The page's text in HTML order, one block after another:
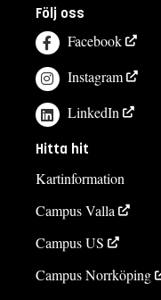
Följ oss
Facebook
Instagram
LinkedIn
Hitta hit
Kartinformation
Campus Valla
Campus US
Campus Norrköping